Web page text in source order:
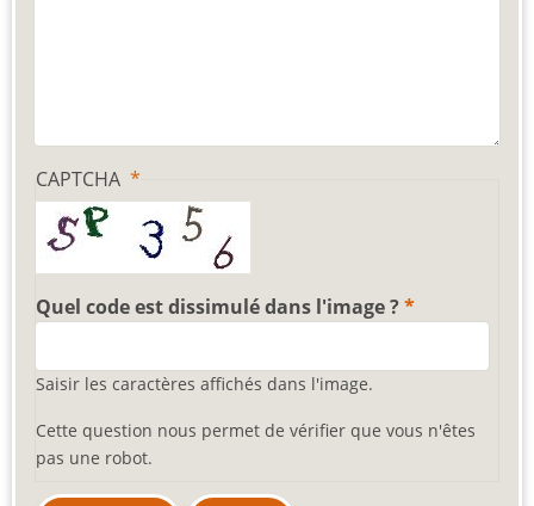
CAPTCHA
Quel code est dissimulé dans l'image ?
Saisir les caractères affichés dans l'image.
Cette question nous permet de vérifier que vous n'êtes
pas une robot.